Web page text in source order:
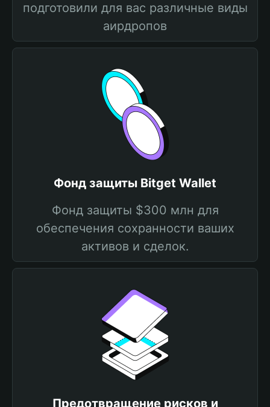
подготовили для вас различные виды
аирдропов
Фонд защиты Bitget Wallet
Фонд защиты $300 млн для
обеспечения сохранности ваших
активов и сделок.
Предотвращение рисков и